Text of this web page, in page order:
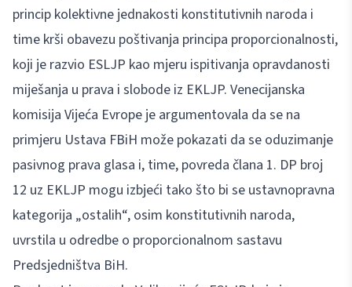
princip kolektivne jednakosti konstitutivnih naroda i
time krši obavezu poštivanja principa proporcionalnosti,
koji je razvio ESLJP kao mjeru ispitivanja opravdanosti
miješanja u prava i slobode iz EKLJP. Venecijanska
komisija Vijeća Evrope je argumentovala da se na
primjeru Ustava FBiH može pokazati da se oduzimanje
pasivnog prava glasa i, time, povreda člana 1. DP broj
12 uz EKLJP mogu izbjeći tako što bi se ustavnopravna
kategorija „ostalih“, osim konstitutivnih naroda,
uvrstila u odredbe o proporcionalnom sastavu
Predsjedništva BiH.